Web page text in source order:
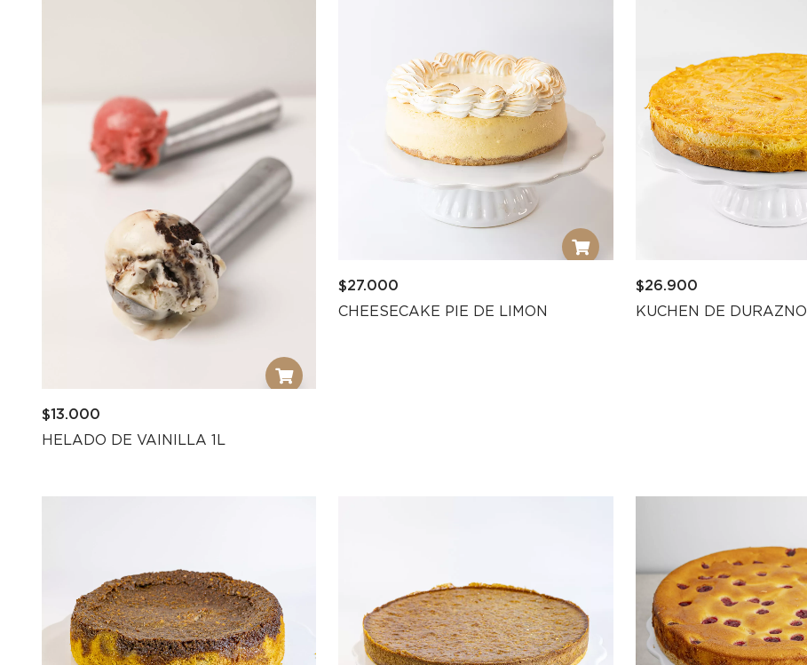
$13.000
HELADO DE VAINILLA 1L
$27.000
CHEESECAKE PIE DE LIMON
$26.900
KUCHEN DE DURAZNO